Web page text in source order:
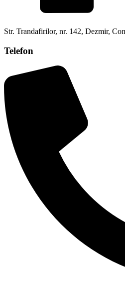
Str. Trandafirilor, nr. 142, Dezmir,
Telefon